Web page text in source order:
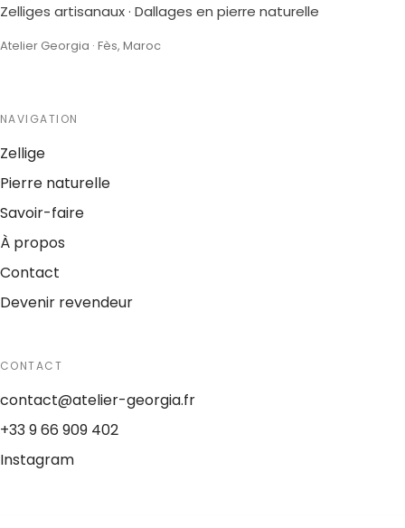
Zelliges artisanaux · Dallages en pierre naturelle
Atelier Georgia · Fès, Maroc
NAVIGATION
Zellige
Pierre naturelle
Savoir-faire
À propos
Contact
Devenir revendeur
CONTACT
contact@atelier-georgia.fr
+33 9 66 909 402
Instagram